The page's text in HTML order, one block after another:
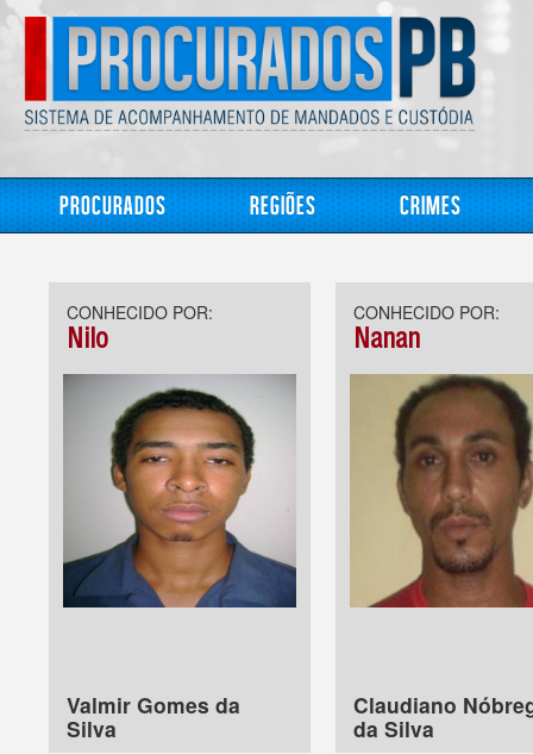
Procurados Regiões Crimes
CONHECIDO POR:
Nilo
Valmir Gomes da
Silva
CONHECIDO POR:
Nanan
Claudiano
da Silva